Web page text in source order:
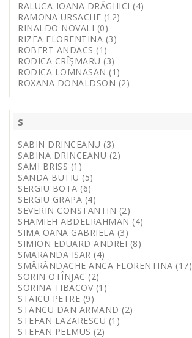
RALUCA-IOANA DRĂGHICI (4)
RAMONA URSACHE (12)
RINALDO NOVALI (0)
RIZEA FLORENTINA (3)
ROBERT ANDACS (1)
RODICA CRÎȘMARU (3)
RODICA LOMNASAN (1)
ROXANA DONALDSON (2)
S
SABIN DRINCEANU (3)
SABINA DRINCEANU (2)
SAMI BRISS (1)
SANDA BUTIU (5)
SERGIU BOTA (6)
SERGIU GRAPA (4)
SEVERIN CONSTANTIN (2)
SHAMIEH ABDELRAHMAN (4)
SIMA OANA GABRIELA (3)
SIMION EDUARD ANDREI (8)
SMARANDA ISAR (4)
SMĂRĂNDACHE ANCA FLORENTINA (17)
SORIN OTÎNJAC (2)
SORINA TIBACOV (1)
STAICU PETRE (9)
STANCU DAN ARMAND (2)
STEFAN LAZARESCU (1)
STEFAN PELMUS (2)